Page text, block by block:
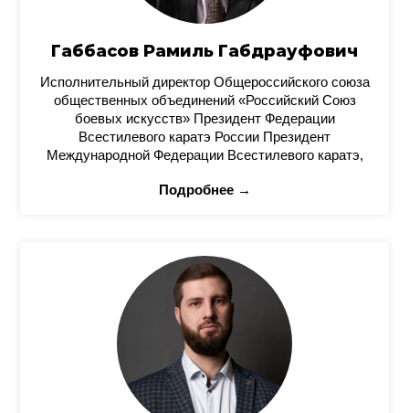
Габбасов Рамиль Габдрауфович
Исполнительный директор Общероссийского союза
общественных объединений «Российский Союз
боевых искусств» Президент Федерации
Всестилевого каратэ России Президент
Международной Федерации Всестилевого каратэ,
Подробнее →